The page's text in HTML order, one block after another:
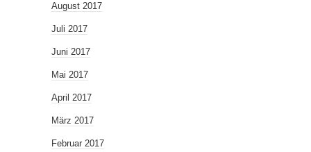
August 2017
Juli 2017
Juni 2017
Mai 2017
April 2017
März 2017
Februar 2017